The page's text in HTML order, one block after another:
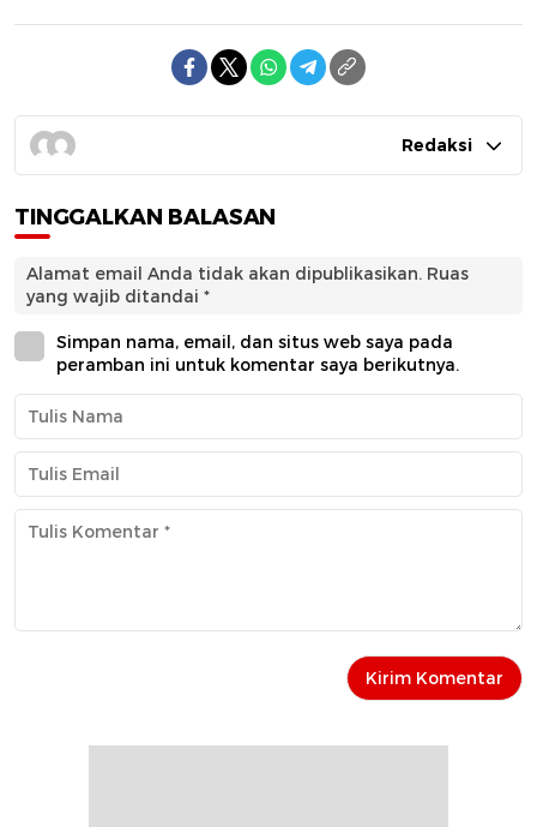
Redaksi
TINGGALKAN BALASAN
Alamat email Anda tidak akan dipublikasikan. Ruas
yang wajib ditandai *
Simpan nama, email, dan situs web saya pada
peramban ini untuk komentar saya berikutnya.